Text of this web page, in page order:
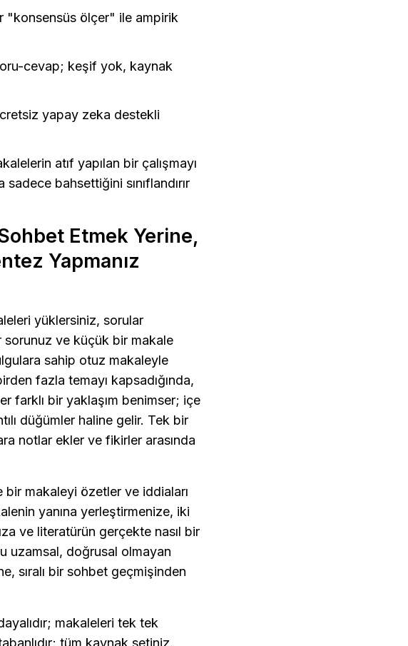
"konsensüs ölçer" ile ampirik
cevap; keşif yok, kaynak
yapay zeka destekli
atıf yapılan bir çalışmayı
bahsettiğini sınıflandırır
Etmek Yerine,
Yapmanız
yüklersiniz, sorular
sorunuz ve küçük bir makale
sahip otuz makaleyle
fazla temayı kapsadığında,
farklı bir yaklaşım benimser; içe
düğümler haline gelir. Tek bir
notlar ekler ve fikirler arasında
bir makaleyi özetler ve iddiaları
yanına yerleştirmenize, iki
ve literatürün gerçekte nasıl bir
uzamsal, doğrusal olmayan
sıralı bir sohbet geçmişinden
makaleleri tek tek
tüm kaynak setiniz,